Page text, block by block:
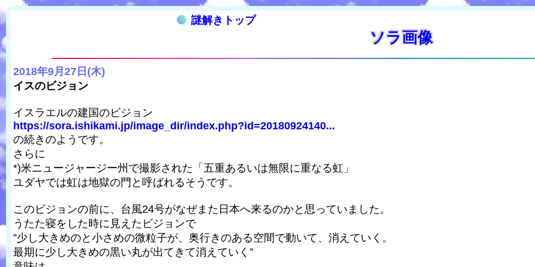
謎解きトップ
ソラ画像
2018年9月27日(木)
イスのビジョン
イスラエルの建国のビジョン
https://sora.ishikami.jp/image_dir/index.php?id=20180924140...
の続きのようです。
さらに
*)米ニュージャージー州で撮影された「五重あるいは無限に重なる虹」
ユダヤでは虹は地獄の門と呼ばれるそうです。
このビジョンの前に、台風24号がなぜまた日本へ来るのかと思っていました。
うたた寝をした時に見えたビジョンで
”少し大きめのと小さめの微粒子が、奥行きのある空間で動いて、消えていく。
最期に少し大きめの黒い丸が出てきて消えていく”